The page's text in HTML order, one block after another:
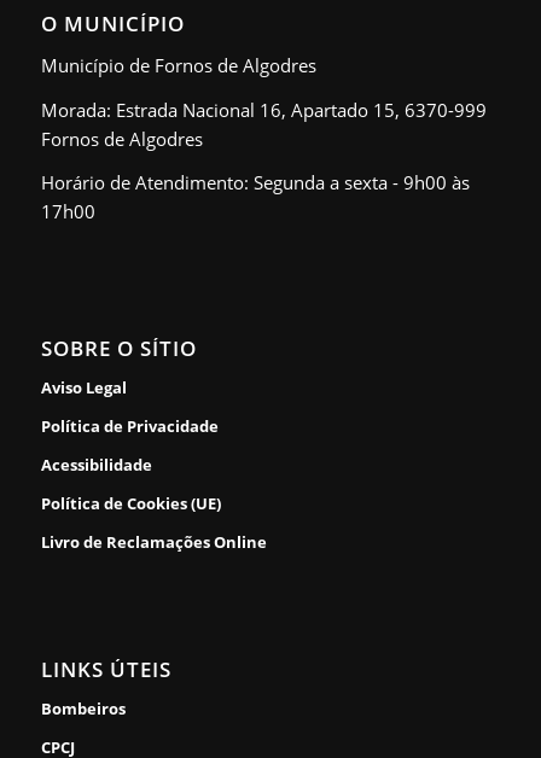
O MUNICÍPIO
Município de Fornos de Algodres
Morada: Estrada Nacional 16, Apartado 15, 6370-999
Fornos de Algodres
Horário de Atendimento: Segunda a sexta - 9h00 às
17h00
SOBRE O SÍTIO
Aviso Legal
Política de Privacidade
Acessibilidade
Política de Cookies (UE)
Livro de Reclamações Online
LINKS ÚTEIS
Bombeiros
CPCJ